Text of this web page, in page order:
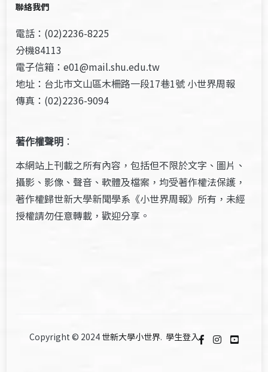
聯絡我們
電話：(02)2236-8225
分機84113
電子信箱：e01@mail.shu.edu.tw
地址：台北市文山區木柵路一段17巷1號 小世界周報
傳真：(02)2236-9094
著作權聲明 ：
本網站上刊載之所有內容，包括但不限於文字、圖片、
攝影、影像、聲音、軟體及檔案，均受著作權法保護，
著作權歸世新大學新聞學系《小世界周報》所有，未經
授權請勿任意轉載，歡迎分享。
Copyright © 2024 世新大學小世界. 學生登入